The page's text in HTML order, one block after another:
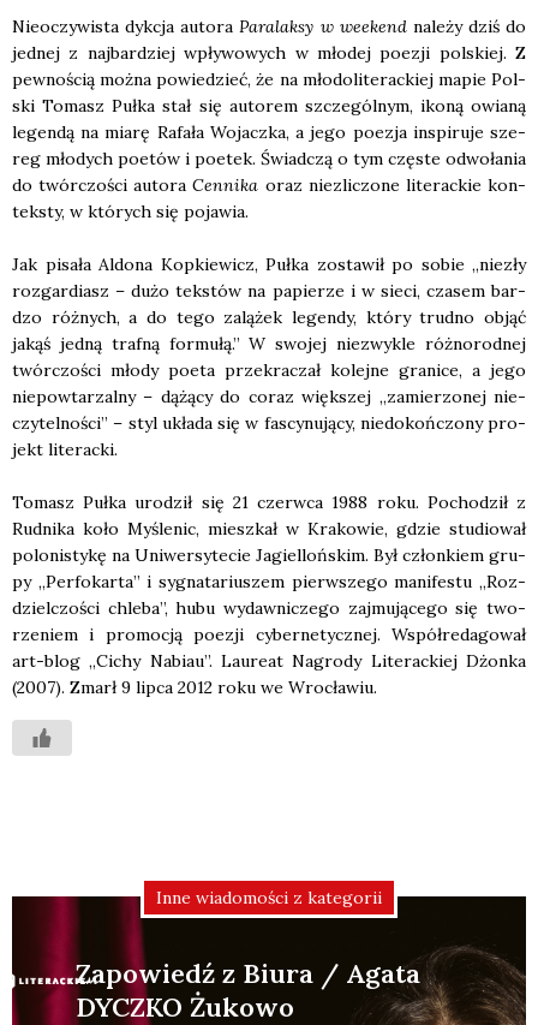
Nie­oczy­wi­sta dyk­cja auto­ra Para­lak­sy w week­endnale­ży dziś do
jed­nej z naj­bar­dziej wpły­wo­wych w mło­dej poezji pol­skiej. Z
pew­no­ścią moż­na powie­dzieć, że na mło­do­li­te­rac­kiej mapie Pol­
ski Tomasz Puł­ka stał się auto­rem szcze­gól­nym, iko­ną owia­ną
legen­dą na mia­rę Rafa­ła Wojacz­ka, a jego poezja inspi­ru­je sze­
reg mło­dych poetów i poetek. Świad­czą o tym czę­ste odwo­ła­nia
do twór­czo­ści auto­raCen­ni­ka oraz nie­zli­czo­ne lite­rac­kie kon­
tek­sty, w któ­rych się poja­wia.
Jak pisa­ła Aldo­na Kop­kie­wicz, Puł­ka zosta­wił po sobie „nie­zły
roz­gar­diasz – dużo tek­stów na papie­rze i w sie­ci, cza­sem bar­
dzo róż­nych, a do tego zalą­żek legen­dy, któ­ry trud­no objąć
jakąś jed­ną traf­ną for­mu­łą.” W swo­jej nie­zwy­kle róż­no­rod­nej
twór­czo­ści mło­dy poeta prze­kra­czał kolej­ne gra­ni­ce, a jego
nie­po­wta­rzal­ny – dążą­cy do coraz więk­szej „zamie­rzo­nej nie­
czy­tel­no­ści” – styl ukła­da się w fascy­nu­ją­cy, nie­do­koń­czo­ny pro­
jekt lite­rac­ki.
Tomasz Puł­ka uro­dził się 21 czerw­ca 1988 roku. Pocho­dził z
Rud­ni­ka koło Myśle­nic, miesz­kał w Kra­ko­wie, gdzie stu­dio­wał
polo­ni­sty­kę na Uni­wer­sy­te­cie Jagiel­loń­skim. Był człon­kiem gru­
py „Per­fo­kar­ta” i sygna­ta­riu­szem pierw­sze­go mani­fe­stu „Roz­
dziel­czo­ści chle­ba”, hubu wydaw­ni­cze­go zaj­mu­ją­ce­go się two­
rze­niem i pro­mo­cją poezji cyber­ne­tycz­nej. Współ­re­da­go­wał
art-blog „Cichy Nabiau”. Lau­re­at Nagro­dy Lite­rac­kiej Dżon­ka
(2007). Zmarł 9 lip­ca 2012 roku we Wro­cła­wiu.
Inne wiadomości z kategorii
Zapowiedź z Biura / Agata
DYCZKO Żukowo